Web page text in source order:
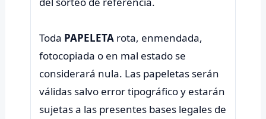
Toda PAPELETA rota, enmendada,
fotocopiada o en mal estado se
considerará nula. Las papeletas serán
válidas salvo error tipográfico y estarán
sujetas a las presentes bases legales de